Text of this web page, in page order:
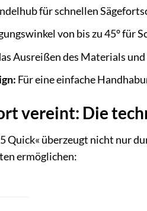
für schnellen
von bis zu 45° für
Ausreißen des Materials
Für eine einfache
vereint: Die
Quick« überzeugt nicht nur
ermöglichen: